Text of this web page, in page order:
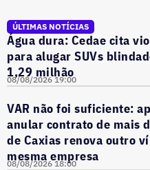
ÚLTIMAS NOTÍCIAS
Água dura: Cedae cita
para alugar SUVs
1,29 milhão
08/08/2026 19:00
VAR não foi suficiente:
anular contrato de mais
de Caxias renova outro
mesma empresa
08/08/2026 18:00